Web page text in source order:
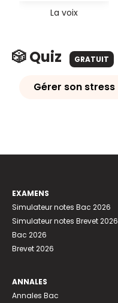
La voix
🎲 Quiz GRATUIT
Gérer son stress
EXAMENS
Simulateur notes Bac 2026
Simulateur notes Brevet 2026
Bac 2026
Brevet 2026
ANNALES
Annales Bac